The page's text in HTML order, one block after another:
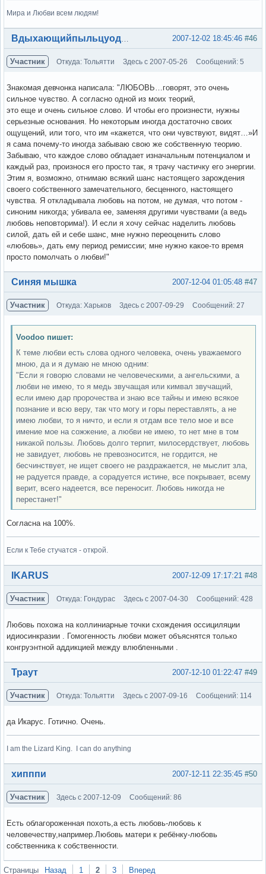
Мира и Любви всем людям!
Вне форума #46
2007-12-02 18:45:46
Участник Откуда: Тольятти Здесь с 2007-05-26 Сообщений: 5
Знакомая девчонка написала: "ЛЮБОВЬ…говорят, это очень
сильное чувство. А согласно одной из моих теорий,
это еще и очень сильное слово. И чтобы его произнести, нужны
серьезные основания. Но некоторым иногда достаточно своих
ощущений, или того, что им «кажется, что они чувствуют, видят…»И
я сама почему-то иногда забываю свою же собственную теорию.
Забываю, что каждое слово обладает изначальным потенциалом и
каждый раз, произнося его просто так, я трачу частичку его энергии.
Этим я, возможно, отнимаю всякий шанс настоящего зарождения
своего собственного замечательного, бесценного, настоящего
чувства. Я откладывала любовь на потом, не думая, что потом -
синоним никогда; убивала ее, заменяя другими чувствами (а ведь
любовь неповторима!). И если я хочу сейчас наделить любовь
силой, дать ей и себе шанс, мне нужно переоценить слово
«любовь», дать ему период ремиссии; мне нужно какое-то время
просто помолчать о любви!"
Вне форума #47
2007-12-04 01:05:48
Синяя мышка
Участник Откуда: Харьков Здесь с 2007-09-29 Сообщений: 27
Voodoo пишет:
К теме любви есть слова одного человека, очень уважаемого
мною, да и я думаю не мною одним:
"Если я говорю словами не человеческими, а ангельскими, а
любви не имею, то я медь звучащая или кимвал звучащий,
если имею дар пророчества и знаю все тайны и имею всякое
познание и всю веру, так что могу и горы переставлять, а не
имею любви, то я ничто, и если я отдам все тело мое и все
имение мое на сожжение, а любви не имею, то нет мне в том
никакой пользы. Любовь долго терпит, милосердствует, любовь
не завидует, любовь не превозносится, не гордится, не
бесчинствует, не ищет своего не раздражается, не мыслит зла,
не радуется правде, а сорадуется истине, все покрывает, всему
верит, всего надеется, все переносит. Любовь никогда не
перестанет!"
Согласна на 100%.
Если к Тебе стучатся - открой.
Вне форума #48
2007-12-09 17:17:21
IKARUS
Участник Откуда: Гондурас Здесь с 2007-04-30 Сообщений: 428
Любовь похожа на коллиниарные точки схождения оссициляции
идиосинкразии . Гомогенность любви может объяснятся только
конгруэнтной аддикцией между влюбленными .
Вне форума #49
2007-12-10 01:22:47
Траут
Участник Откуда: Тольятти Здесь с 2007-09-16 Сообщений: 114
да Икарус. Готично. Очень.
I am the Lizard King. I can do anything
Вне форума #50
2007-12-11 22:35:45
хипппи
Участник Здесь с 2007-12-09 Сообщений: 86
Есть облагороженная похоть,а есть любовь-любовь к
человечеству,например.Любовь матери к ребёнку-любовь
собственника к собственности.
Вне форума
Страницы Назад 1 2 3 Вперед